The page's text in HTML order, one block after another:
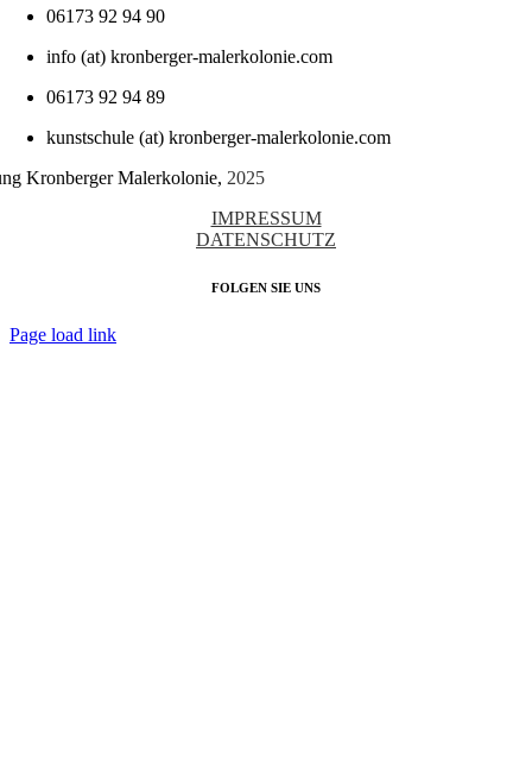
06173 92 94 90
info (at) kronberger-malerkolonie.com
06173 92 94 89
kunstschule (at) kronberger-malerkolonie.com
Kronberger Malerkolonie, 2025
IMPRESSUM
DATENSCHUTZ
FOLGEN SIE UNS
Page load link